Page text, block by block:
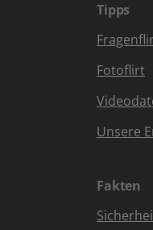
Tipps
Fotoflirt
Unsere
Fakten